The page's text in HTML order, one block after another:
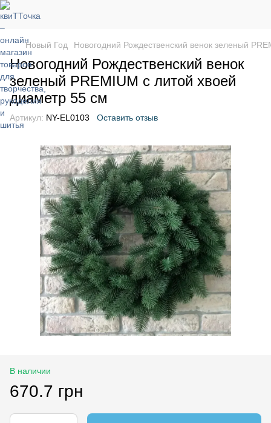
Новый Год Новогодний Рождественский венок зеленый
Новогодний Рождественский венок
зеленый PREMIUM с литой хвоей
диаметр 55 см
Артикул: NY-EL0103 Оставить отзыв
В наличии
670.7 грн